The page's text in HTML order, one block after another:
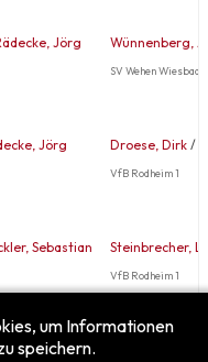
Jörg Wünnenberg,
SV Wehen
Jörg Droese, Dirk /
VfB Rodheim 1
Sebastian Steinbrecher,
VfB Rodheim 1
um Informationen
speichern.